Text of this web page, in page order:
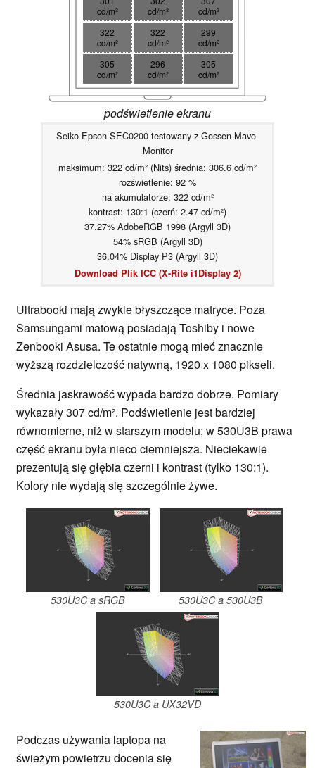
cd/m²
cd/m²
cd/m²
322
cd/m²
322
cd/m²
299
cd/m²
305
cd/m²
296
cd/m²
305
cd/m²
podświetlenie ekranu
Seiko Epson SEC0200 testowany z Gossen Mavo-
Monitor
maksimum: 322 cd/m² (Nits) średnia: 306.6 cd/m²
rozświetlenie: 92 %
na akumulatorze: 322 cd/m²
kontrast: 130:1 (czerń: 2.47 cd/m²)
37.27% AdobeRGB 1998 (Argyll 3D)
54% sRGB (Argyll 3D)
36.04% Display P3 (Argyll 3D)
Download Plik ICC (X-Rite i1Display 2)
Ultrabooki mają zwykle błyszczące matryce. Poza
Samsungami matową posiadają Toshiby i nowe
Zenbooki Asusa. Te ostatnie mogą mieć znacznie
wyższą rozdzielczość natywną, 1920 x 1080 pikseli.
Średnia jaskrawość wypada bardzo dobrze. Pomiary
wykazały 307 cd/m². Podświetlenie jest bardziej
równomierne, niż w starszym modelu; w 530U3B prawa
część ekranu była nieco ciemniejsza. Nieciekawie
prezentują się głębia czerni i kontrast (tylko 130:1).
Kolory nie wydają się szczególnie żywe.
530U3C a sRGB 530U3C a 530U3B
530U3C a UX32VD
Podczas używania laptopa na
świeżym powietrzu docenia się